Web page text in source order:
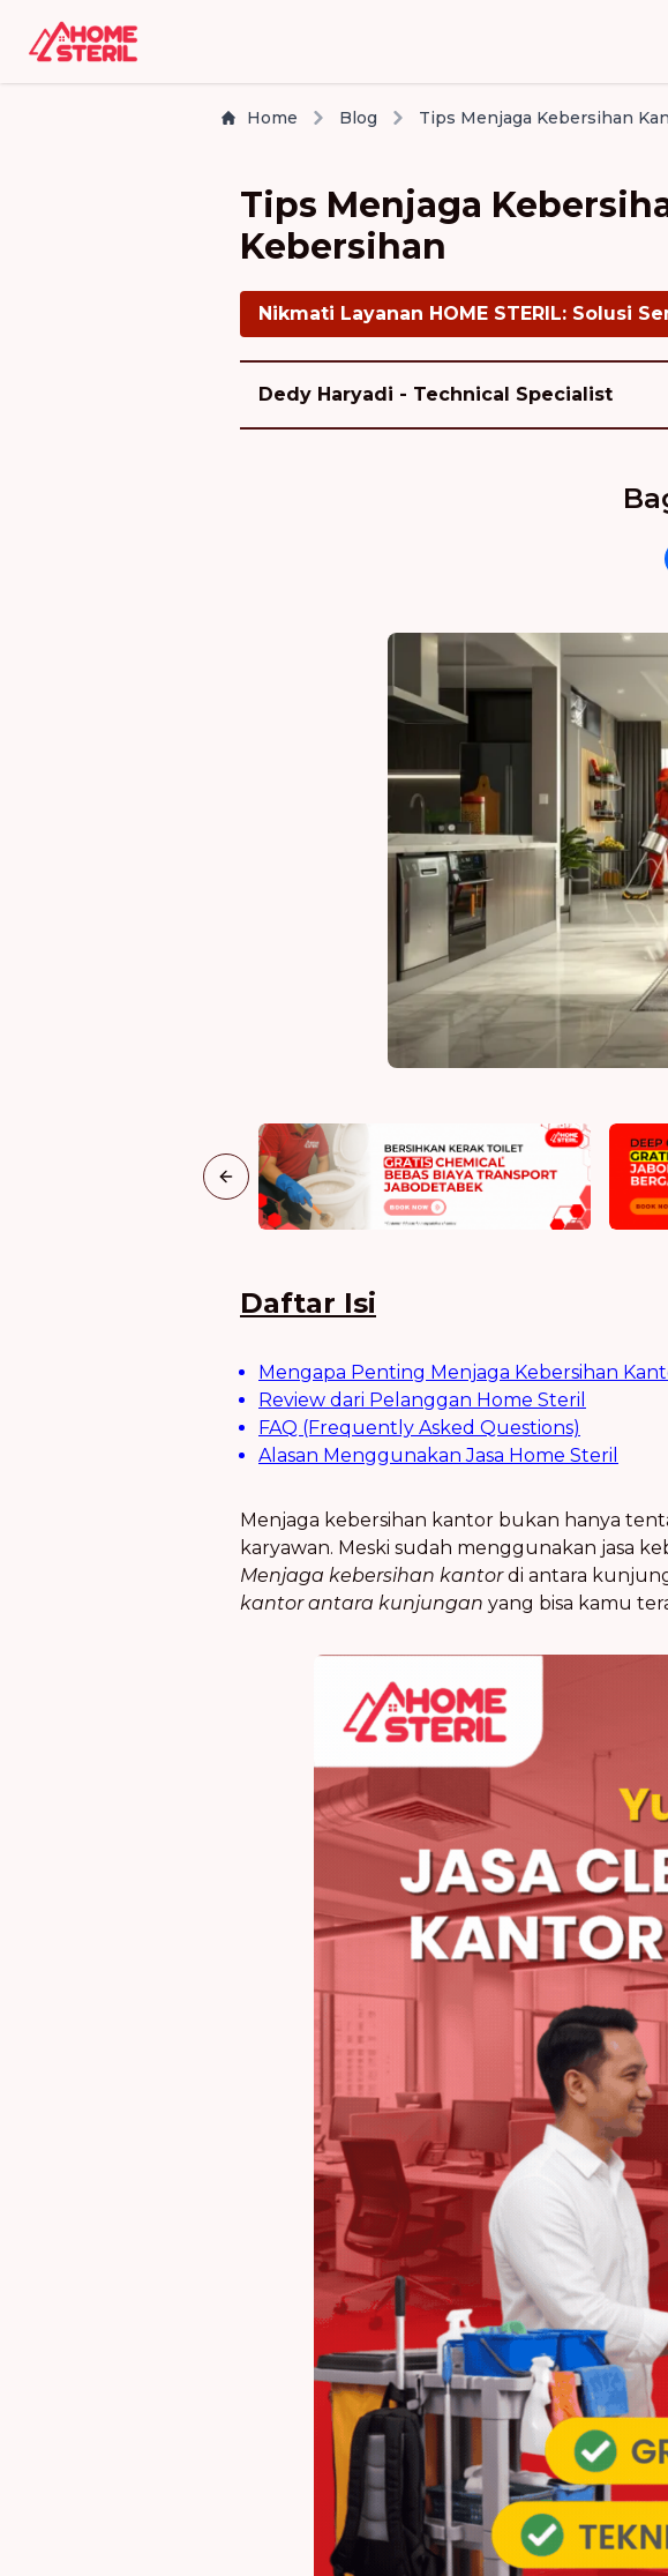
Home Blog
Tips Menjaga
Kebersihan
Nikmati Layanan HOME STERIL: Solusi
Dedy Haryadi - Technical Specialist
Previous slide
Daftar Isi
Mengapa Penting Menjaga Kebersihan
Review dari Pelanggan Home Steril
FAQ (Frequently Asked Questions)
Alasan Menggunakan Jasa Home Steril
Menjaga kebersihan kantor bukan hanya
karyawan. Meski sudah menggunakan jasa
Menjaga kebersihan kantordi antara
kantor antara kunjungan yang bisa kamu